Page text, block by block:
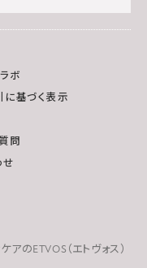
ボ
基づく表示
問
せ
アのETVOS（エトヴォス）